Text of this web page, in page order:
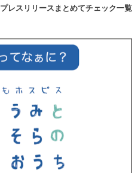
プレスリリースまとめてチェック一覧